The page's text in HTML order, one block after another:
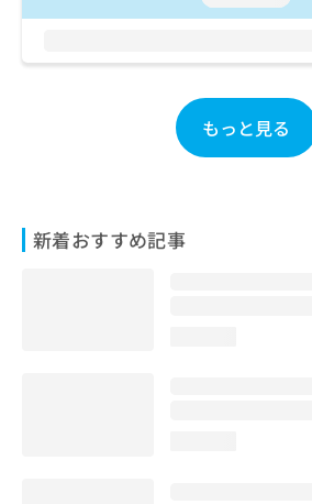
もっと見る
新着おすすめ記事
お
い